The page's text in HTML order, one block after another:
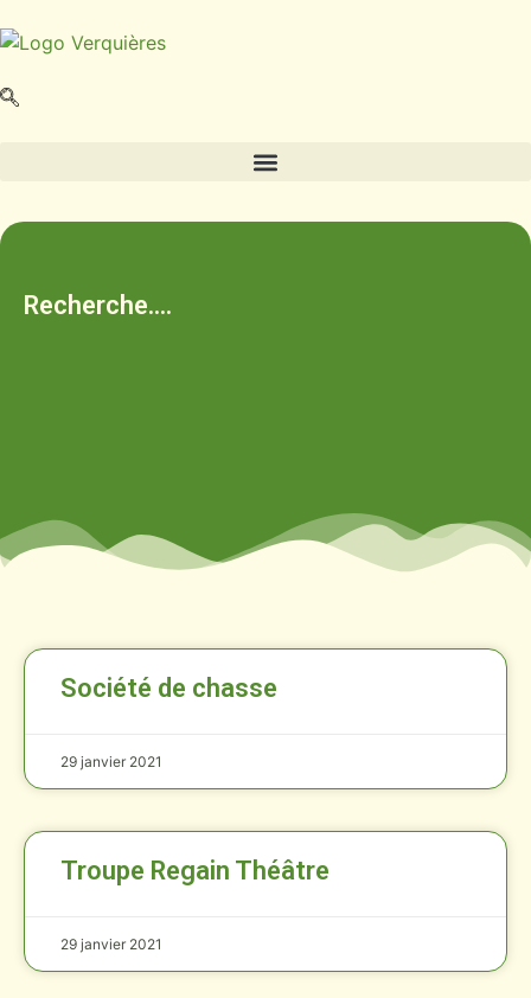
Recherche....
Société de chasse
29 janvier 2021
Troupe Regain Théâtre
29 janvier 2021